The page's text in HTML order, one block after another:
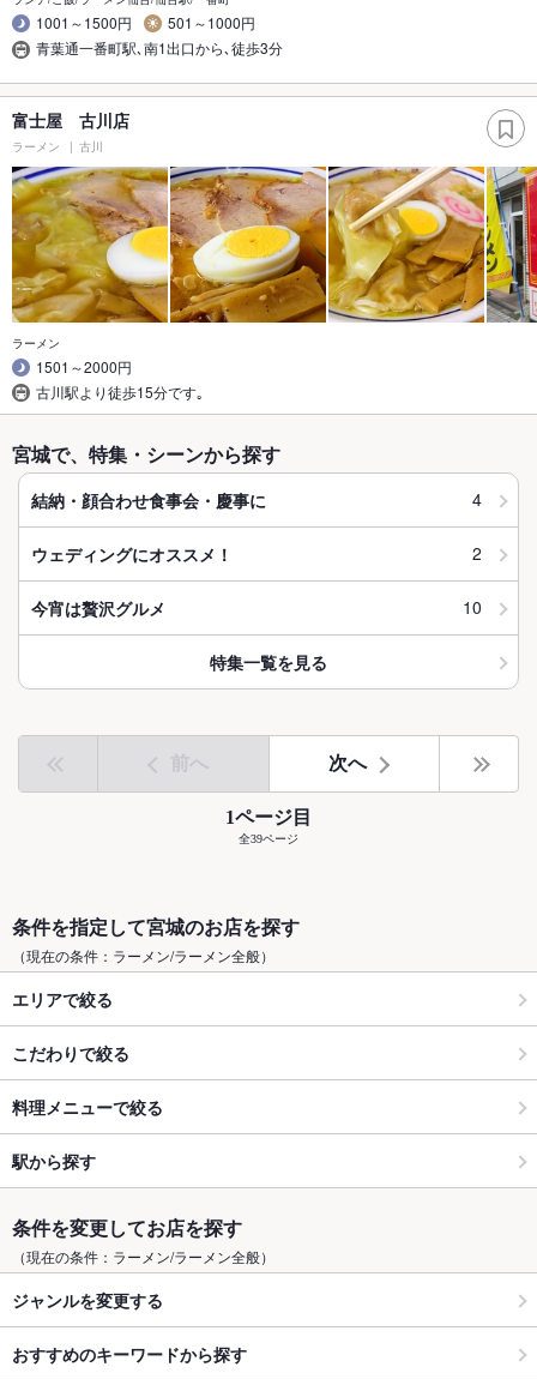
1001～1500円
501～1000円
青葉通一番町駅､南1出口から､徒歩3分
富士屋 古川店
ラーメン 古川
ラーメン
1501～2000円
古川駅より徒歩15分です｡
宮城で、特集・シーンから探す
結納・顔合わせ食事会・慶事に 4
ウェディングにオススメ！ 2
今宵は贅沢グルメ 10
特集一覧を見る
前へ 次へ
1ページ目
全39ページ
条件を指定して宮城のお店を探す
（現在の条件：ラーメン/ラーメン全般）
エリアで絞る
こだわりで絞る
料理メニューで絞る
駅から探す
条件を変更してお店を探す
（現在の条件：ラーメン/ラーメン全般）
ジャンルを変更する
おすすめのキーワードから探す